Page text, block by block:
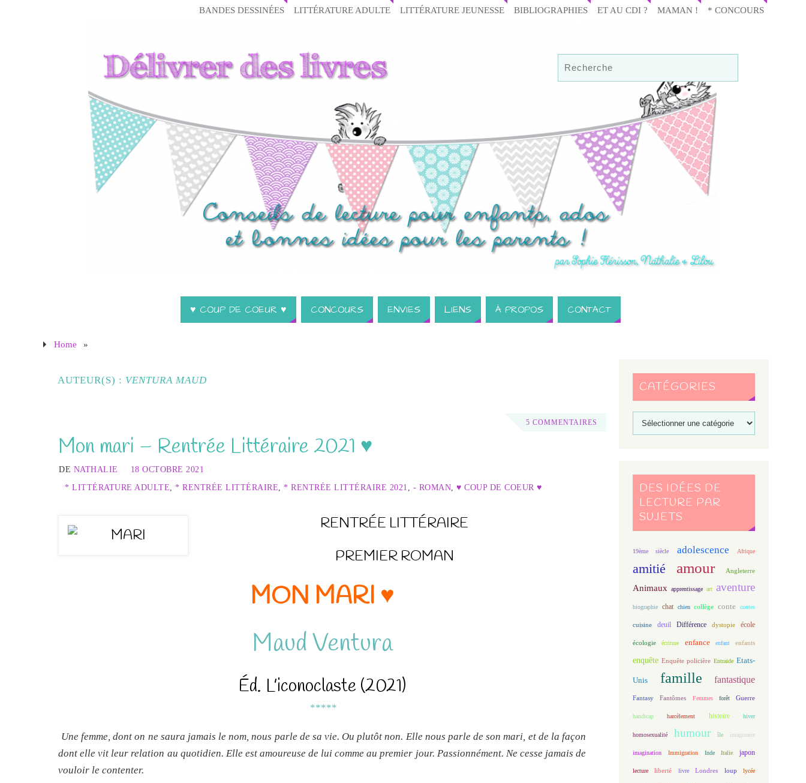
BANDES DESSINÉES LITTÉRATURE ADULTE LITTÉRATURE JEUNESSE BIBLIOGRAPHIES ET AU CDI ? MAMAN ! * CONCOURS
♥ COUP DE COEUR ♥ CONCOURS ENVIES LIENS À PROPOS CONTACT
Home »
AUTEUR(S) : VENTURA MAUD
5 COMMENTAIRES
Mon mari – Rentrée Littéraire 2021 ♥
DE NATHALIE
18 OCTOBRE 2021
* LITTÉRATURE ADULTE
* RENTRÉE LITTÉRAIRE * RENTRÉE LITTÉRAIRE 2021 - ROMAN ♥ COUP DE COEUR ♥
RENTRÉE LITTÉRAIRE
PREMIER ROMAN
MON MARI ♥
Maud Ventura
Éd. L’iconoclaste (2021)
*****
Une femme, dont on ne saura jamais le nom, nous parle de sa vie. Ou plutôt non. Elle nous parle de son mari, et de la façon
dont elle vit leur relation au quotidien. Elle est amoureuse de lui comme au premier jour. Passionnément. Ne cesse jamais de
vouloir le contenter.
CATÉGORIES
DES IDÉES DE
LECTURE PAR
SUJETS
19ème siècle adolescence Afrique
amitié amour Angleterre
Animaux apprentissage art aventure
biographie chat chien collège conte contes
cuisine deuil Différence dystopie école
écologie écriture enfance enfant enfants
enquête Enquête policière Entraide Etats-
Unis famille fantastique
Fantasy Fantômes Femmes forêt Guerre
handicap harcèlement histoire hiver
homosexualité humour île imaginaire
imagination Immigration Inde Italie japon
lecture liberté livre Londres loup lycée